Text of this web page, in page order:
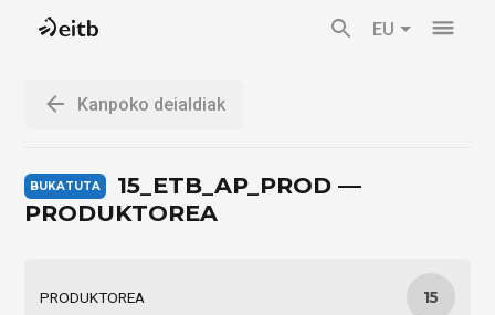
EU
Kanpoko deialdiak
15_ETB_AP_PROD —
PRODUKTOREA
PRODUKTOREA 15